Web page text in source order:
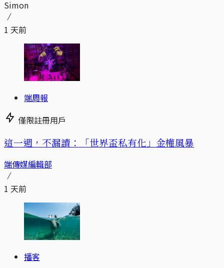
Simon
1 天前
端周報
僅限註冊用戶
這一週，不漏讀：「世界盃私有化」金權風暴
端傳媒編輯部
1 天前
播客